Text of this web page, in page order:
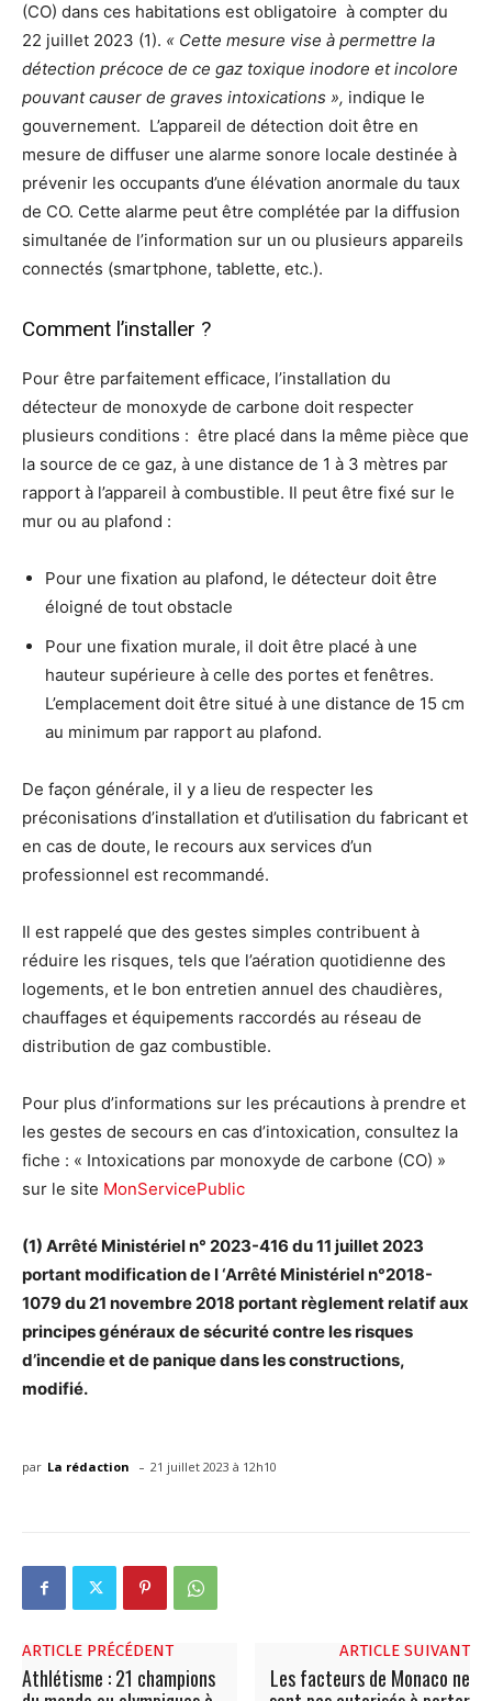
(CO) dans ces habitations est obligatoire à compter du
22 juillet 2023 (1). « Cette mesure vise à permettre la
détection précoce de ce gaz toxique inodore et incolore
pouvant causer de graves intoxications », indique le
gouvernement. L’appareil de détection doit être en
mesure de diffuser une alarme sonore locale destinée à
prévenir les occupants d’une élévation anormale du taux
de CO. Cette alarme peut être complétée par la diffusion
simultanée de l’information sur un ou plusieurs appareils
connectés (smartphone, tablette, etc.).
Comment l’installer ?
Pour être parfaitement efficace, l’installation du
détecteur de monoxyde de carbone doit respecter
plusieurs conditions : être placé dans la même pièce que
la source de ce gaz, à une distance de 1 à 3 mètres par
rapport à l’appareil à combustible. Il peut être fixé sur le
mur ou au plafond :
Pour une fixation au plafond, le détecteur doit être
éloigné de tout obstacle
Pour une fixation murale, il doit être placé à une
hauteur supérieure à celle des portes et fenêtres.
L’emplacement doit être situé à une distance de 15 cm
au minimum par rapport au plafond.
De façon générale, il y a lieu de respecter les
préconisations d’installation et d’utilisation du fabricant et
en cas de doute, le recours aux services d’un
professionnel est recommandé.
Il est rappelé que des gestes simples contribuent à
réduire les risques, tels que l’aération quotidienne des
logements, et le bon entretien annuel des chaudières,
chauffages et équipements raccordés au réseau de
distribution de gaz combustible.
Pour plus d’informations sur les précautions à prendre et
les gestes de secours en cas d’intoxication, consultez la
fiche : « Intoxications par monoxyde de carbone (CO) »
sur le site MonServicePublic
(1) Arrêté Ministériel n° 2023-416 du 11 juillet 2023
portant modification de I ‘Arrêté Ministériel n°2018-
1079 du 21 novembre 2018 portant règlement relatif aux
principes généraux de sécurité contre les risques
d’incendie et de panique dans les constructions,
modifié.
par La rédaction - 21 juillet 2023 à 12h10
ARTICLE PRÉCÉDENT
Athlétisme : 21 champions
ARTICLE SUIVANT
Les facteurs de Monaco ne